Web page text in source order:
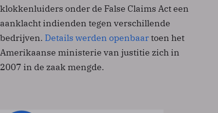
klokkenluiders onder de False Claims Act een
aanklacht indienden tegen verschillende
bedrijven. Details werden openbaartoen het
Amerikaanse ministerie van justitie zich in
2007 in de zaak mengde.